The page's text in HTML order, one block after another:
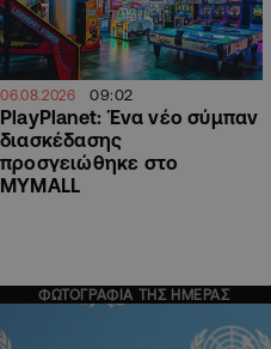
06.08.2026 09:02
PlayPlanet: Ένα νέο σύμπαν
διασκέδασης
προσγειώθηκε στο
MYMALL
ΦΩΤΟΓΡΑΦΙΑ ΤΗΣ ΗΜΕΡΑΣ